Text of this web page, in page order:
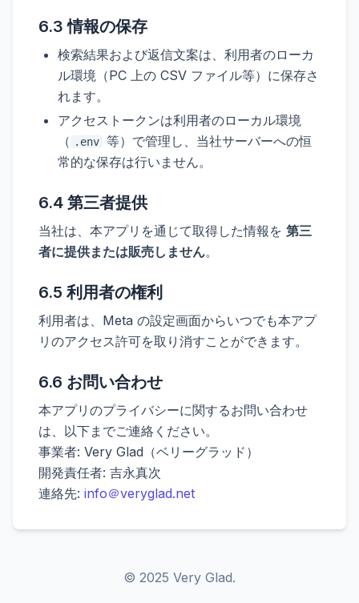
6.3 情報の保存
検索結果および返信文案は、利用者のローカ
ル環境（PC 上の CSV ファイル等）に保存さ
れます。
アクセストークンは利用者のローカル環境
（ .env 等）で管理し、当社サーバーへの恒
常的な保存は行いません。
6.4 第三者提供
当社は、本アプリを通じて取得した情報を 第三
者に提供または販売しません。
6.5 利用者の権利
利用者は、Meta の設定画面からいつでも本アプ
リのアクセス許可を取り消すことができます。
6.6 お問い合わせ
本アプリのプライバシーに関するお問い合わせ
は、以下までご連絡ください。
事業者: Very Glad（ベリーグラッド）
開発責任者: 吉永真次
連絡先: info＠veryglad.net
© 2025 Very Glad.